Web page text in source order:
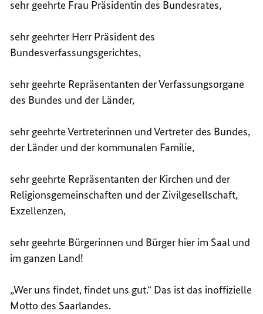
sehr geehrte Frau Präsidentin des Bundesrates,
sehr geehrter Herr Präsident des
Bundesverfassungsgerichtes,
sehr geehrte Repräsentanten der Verfassungsorgane
des Bundes und der Länder,
sehr geehrte Vertreterinnen und Vertreter des Bundes,
der Länder und der kommunalen Familie,
sehr geehrte Repräsentanten der Kirchen und der
Religionsgemeinschaften und der Zivilgesellschaft,
Exzellenzen,
sehr geehrte Bürgerinnen und Bürger hier im Saal und
im ganzen Land!
„Wer uns findet, findet uns gut.“ Das ist das inoffizielle
Motto des Saarlandes.